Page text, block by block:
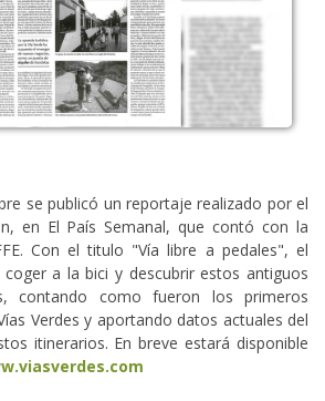
se publicó un reportaje realizado por el
en El País Semanal, que contó con la
Con el titulo "Vía libre a pedales", el
a la bici y descubrir estos antiguos
contando como fueron los primeros
Verdes y aportando datos actuales del
itinerarios. En breve estará disponible